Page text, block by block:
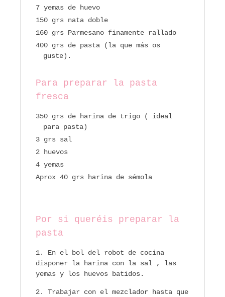
7 yemas de huevo
150 grs nata doble
160 grs Parmesano finamente rallado
400 grs de pasta (la que más os
guste).
Para preparar la pasta
fresca
350 grs de harina de trigo ( ideal
para pasta)
3 grs sal
2 huevos
4 yemas
Aprox 40 grs harina de sémola
Por si queréis preparar la
pasta
En el bol del robot de cocina
disponer la harina con la sal , las
yemas y los huevos batidos.
Trabajar con el mezclador hasta que